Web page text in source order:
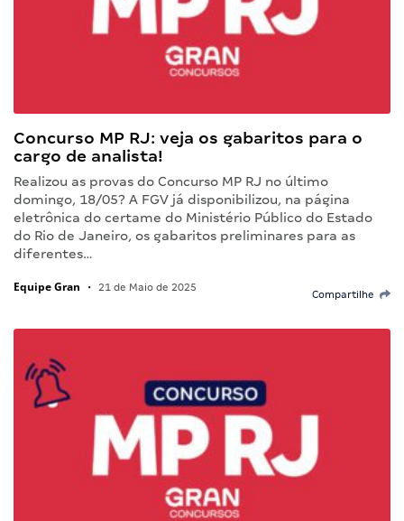
Concurso MP RJ: veja os gabaritos para o
cargo de analista!
Realizou as provas do Concurso MP RJ no último
domingo, 18/05? A FGV já disponibilizou, na página
eletrônica do certame do Ministério Público do Estado
do Rio de Janeiro, os gabaritos preliminares para as
diferentes…
Equipe Gran • 21 de Maio de 2025
Compartilhe